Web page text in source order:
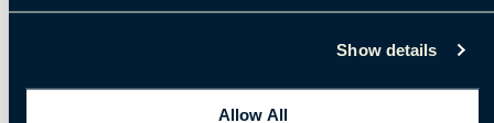
Show details
Allow All